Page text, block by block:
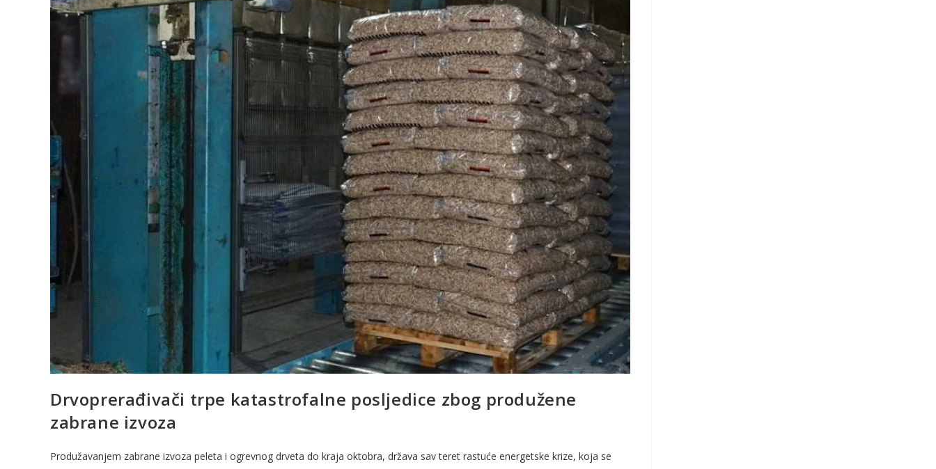
Drvoprerađivači trpe katastrofalne posljedice zbog produžene
zabrane izvoza
Produžavanjem zabrane izvoza peleta i ogrevnog drveta do kraja oktobra, država sav teret rastuće energetske krize, koja se